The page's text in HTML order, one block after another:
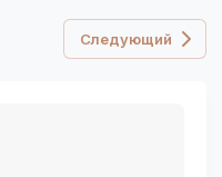
Следующий